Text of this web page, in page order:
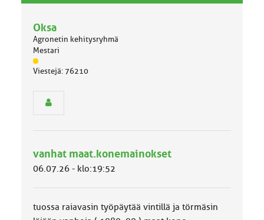
a
i
n
e
n
Oksa
Agronetin kehitysryhmä
Mestari
J
ä
m
ä
k
Viestejä: 76210
vanhat maat.konemainokset
06.07.26 - klo:19:52
tuossa raiavasin työpäytää vintillä ja törmäsin